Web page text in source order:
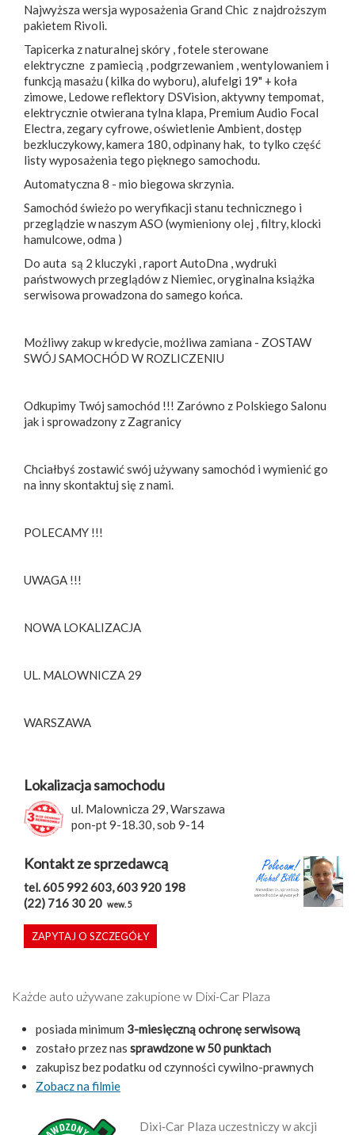
Najwyższa wersja wyposażenia Grand Chic z najdroższym
pakietem Rivoli.
Tapicerka z naturalnej skóry , fotele sterowane
elektryczne z pamiecią , podgrzewaniem , wentylowaniem i
funkcją masażu ( kilka do wyboru), alufelgi 19" + koła
zimowe, Ledowe reflektory DSVision, aktywny tempomat,
elektrycznie otwierana tylna klapa, Premium Audio Focal
Electra, zegary cyfrowe, oświetlenie Ambient, dostęp
bezkluczykowy, kamera 180, odpinany hak, to tylko część
listy wyposażenia tego pięknego samochodu.
Automatyczna 8 - mio biegowa skrzynia.
Samochód świeżo po weryfikacji stanu technicznego i
przeglądzie w naszym ASO (wymieniony olej , filtry, klocki
hamulcowe, odma )
Do auta są 2 kluczyki , raport AutoDna , wydruki
państwowych przeglądów z Niemiec, oryginalna książka
serwisowa prowadzona do samego końca.
Możliwy zakup w kredycie, możliwa zamiana - ZOSTAW
SWÓJ SAMOCHÓD W ROZLICZENIU
Odkupimy Twój samochód !!! Zarówno z Polskiego Salonu
jak i sprowadzony z Zagranicy
Chciałbyś zostawić swój używany samochód i wymienić go
na inny skontaktuj się z nami.
POLECAMY !!!
UWAGA !!!
NOWA LOKALIZACJA
UL. MALOWNICZA 29
WARSZAWA
Lokalizacja samochodu
ul. Malownicza 29, Warszawa
pon-pt 9-18.30, sob 9-14
Kontakt ze sprzedawcą
tel. 605 992 603, 603 920 198
(22) 716 30 20 wew. 5
ZAPYTAJ O SZCZEGÓŁY
Każde auto używane zakupione w Dixi-Car Plaza
posiada minimum 3-miesięczną ochronę serwisową
zostało przez nas sprawdzone w 50 punktach
zakupisz bez podatku od czynności cywilno-prawnych
Zobacz na filmie
Dixi‑Car Plaza uczestniczy w akcji